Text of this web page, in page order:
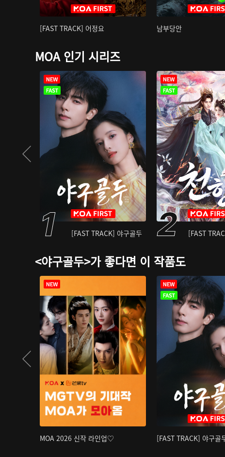
[FAST TRACK] 어정요 남부당안
MOA 인기 시리즈
[FAST TRACK] 야구골두 [FAST
<야구골두>가 좋다면 이 작품도
MOA 2026 신작 라인업♡ [FAST TRACK] 야구골